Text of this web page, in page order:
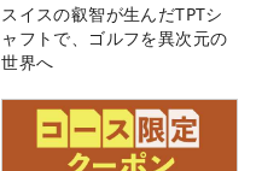
スイスの叡智が生んだTPTシ
ャフトで、ゴルフを異次元の
世界へ